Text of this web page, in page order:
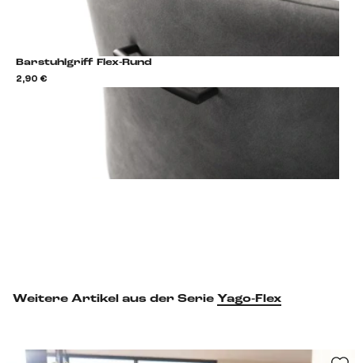
Barstuhlgriff Flex-Rund
2,90 €
Barstuhlgriff hinzufügen
Weitere Artikel aus der Serie Yago-Flex